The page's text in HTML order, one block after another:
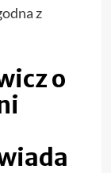
z
o